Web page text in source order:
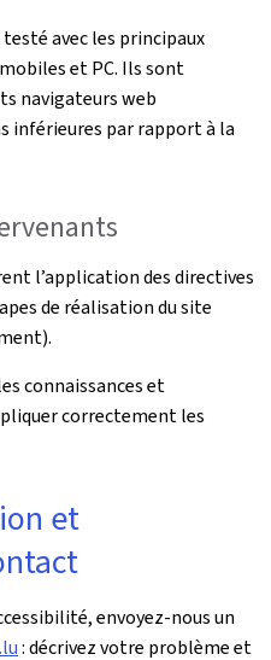
avec les principaux
et PC. Ils sont
navigateurs web
inférieures par rapport à la
l’application des directives
de réalisation du site
connaissances et
correctement les
et
envoyez-nous un
: décrivez votre problème et